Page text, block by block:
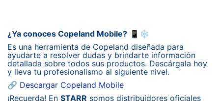
¿Ya conoces Copeland Mobile? 📱❄️
Es una herramienta de Copeland diseñada para
ayudarte a resolver dudas y brindarte información
detallada sobre todos sus productos. Descárgala hoy
y lleva tu profesionalismo al siguiente nivel.
🔗 Descargar Copeland Mobile
¡Recuerda! En STARR somos distribuidores oficiales